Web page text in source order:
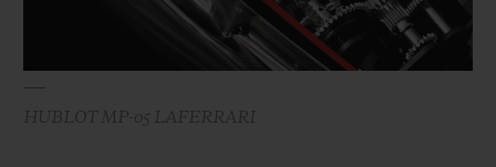
HUBLOT MP-05 LAFERRARI